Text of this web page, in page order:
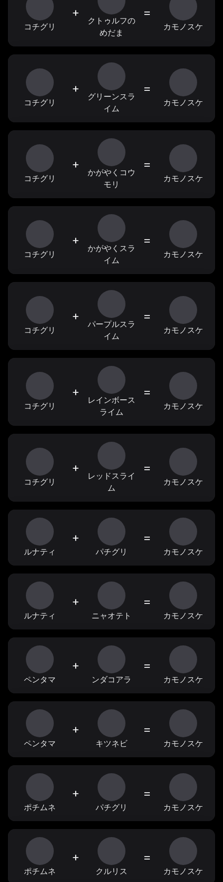
コチグリ
+
クトゥルフの
めだま
=
カモノスケ
コチグリ
+
グリーンスラ
イム
=
カモノスケ
コチグリ
+
かがやくコウ
モリ
=
カモノスケ
コチグリ
+
かがやくスラ
イム
=
カモノスケ
コチグリ
+
パープルスラ
イム
=
カモノスケ
コチグリ
+
レインボース
ライム
=
カモノスケ
コチグリ
+
レッドスライ
ム
=
カモノスケ
ルナティ
+
パチグリ
=
カモノスケ
ルナティ
+
ニャオテト
=
カモノスケ
ペンタマ
+
ンダコアラ
=
カモノスケ
ペンタマ
+
キツネビ
=
カモノスケ
ポチムネ
+
パチグリ
=
カモノスケ
ポチムネ
+
クルリス
=
カモノスケ